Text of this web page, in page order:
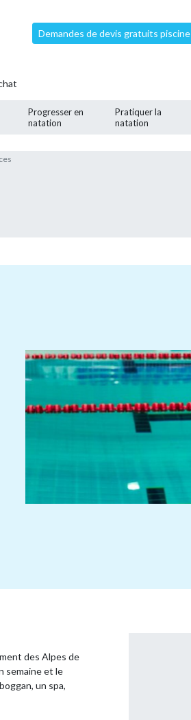
Demandes de devis gratuits piscine
Progresser en
natation
Pratiquer la
natation
des Alpes de
semaine et le
un spa,